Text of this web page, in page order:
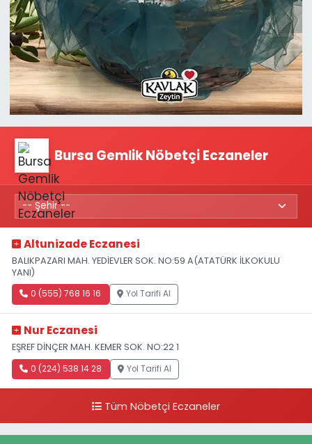
Bursa Gemlik Nöbetçi Eczaneler
Altunizade Eczanesi
BALIKPAZARI MAH. YEDİEVLER SOK. NO:59 A(ATATÜRK İLKOKULU
YANI)
0 (555) 768 16 16 Yol Tarifi Al
Nur Eczanesi
EŞREF DİNÇER MAH. KEMER SOK. NO:22 1
0 (224) 538 14 28 Yol Tarifi Al
Tüm Nöbetçi Eczaneler